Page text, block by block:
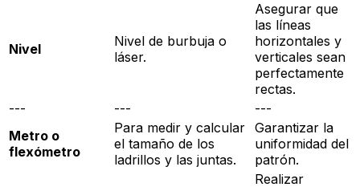
Nivel
Nivel de burbuja o
láser.
Asegurar que
las líneas
horizontales y
verticales sean
perfectamente
rectas.
---
---
---
Metro o
flexómetro
Para medir y calcular
el tamaño de los
ladrillos y las juntas.
Garantizar la
uniformidad del
patrón.
Realizar